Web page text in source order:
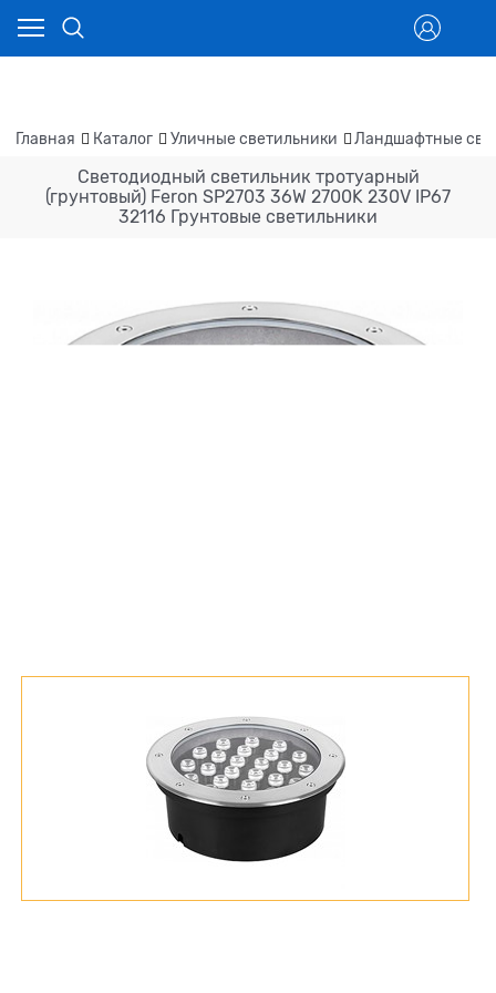
Главная Каталог Уличные светильники Ландшафтные
Светодиодный светильник тротуарный
(грунтовый) Feron SP2703 36W 2700K 230V IP67
32116 Грунтовые светильники